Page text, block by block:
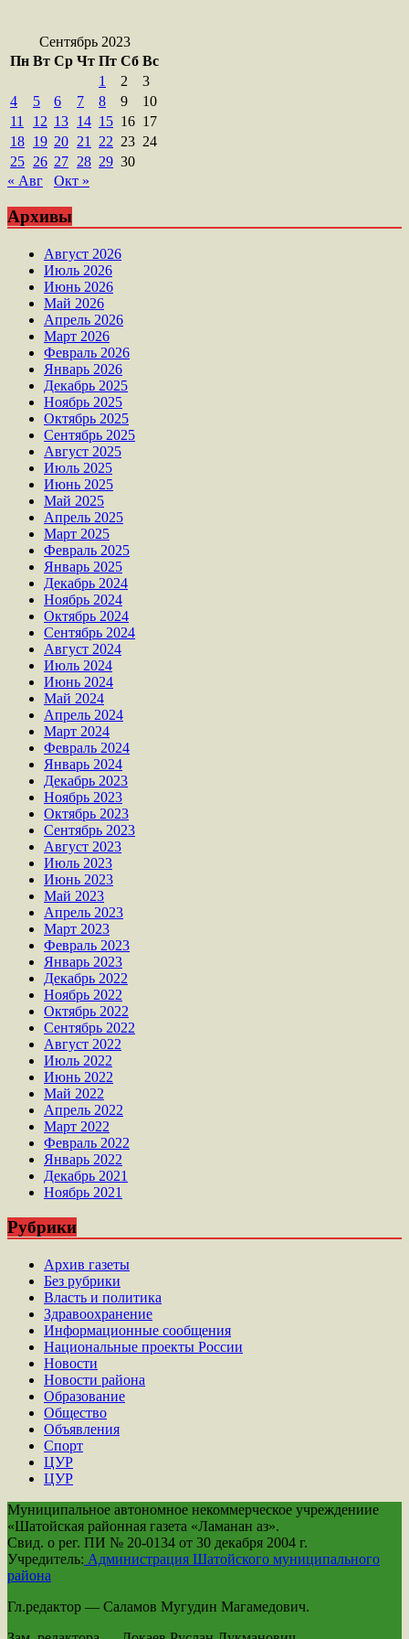
Сентябрь 2023
Пн Вт Ср Чт Пт Сб Вс
1
2
3
4
5 6 7 8 9
10
11
12 13 14 15 16 17
18 19 20 21 22 23 24
25 26 27 28 29 30
« Авг
Окт »
Архивы
Август 2026
Июль 2026
Июнь 2026
Май 2026
Апрель 2026
Март 2026
Февраль 2026
Январь 2026
Декабрь 2025
Ноябрь 2025
Октябрь 2025
Сентябрь 2025
Август 2025
Июль 2025
Июнь 2025
Май 2025
Апрель 2025
Март 2025
Февраль 2025
Январь 2025
Декабрь 2024
Ноябрь 2024
Октябрь 2024
Сентябрь 2024
Август 2024
Июль 2024
Июнь 2024
Май 2024
Апрель 2024
Март 2024
Февраль 2024
Январь 2024
Декабрь 2023
Ноябрь 2023
Октябрь 2023
Сентябрь 2023
Август 2023
Июль 2023
Июнь 2023
Май 2023
Апрель 2023
Март 2023
Февраль 2023
Январь 2023
Декабрь 2022
Ноябрь 2022
Октябрь 2022
Сентябрь 2022
Август 2022
Июль 2022
Июнь 2022
Май 2022
Апрель 2022
Март 2022
Февраль 2022
Январь 2022
Декабрь 2021
Ноябрь 2021
Рубрики
Архив газеты
Без рубрики
Власть и политика
Здравоохранение
Информационные сообщения
Национальные проекты России
Новости
Новости района
Образование
Общество
Объявления
Спорт
ЦУР
ЦУР
Муниципальное автономное некоммерческое учреждениие
«Шатойская районная газета «Ламанан аз».
Свид. о рег. ПИ № 20-0134 от 30 декабря 2004 г.
Учредитель: Администрация Шатойского муниципального
района
Гл.редактор — Саламов Мугудин Магамедович.